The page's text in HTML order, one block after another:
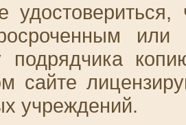
подрядчика
сайте
учреждений.